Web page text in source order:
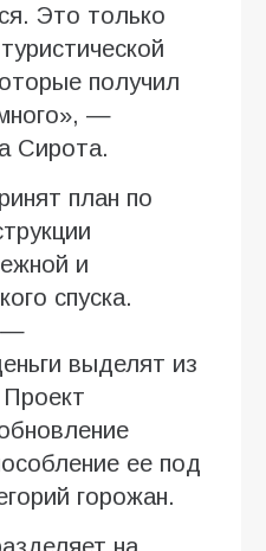
Это только
получил
—
Сирота.
план по
и
спуска.
—
выделят из
ее под
горожан.